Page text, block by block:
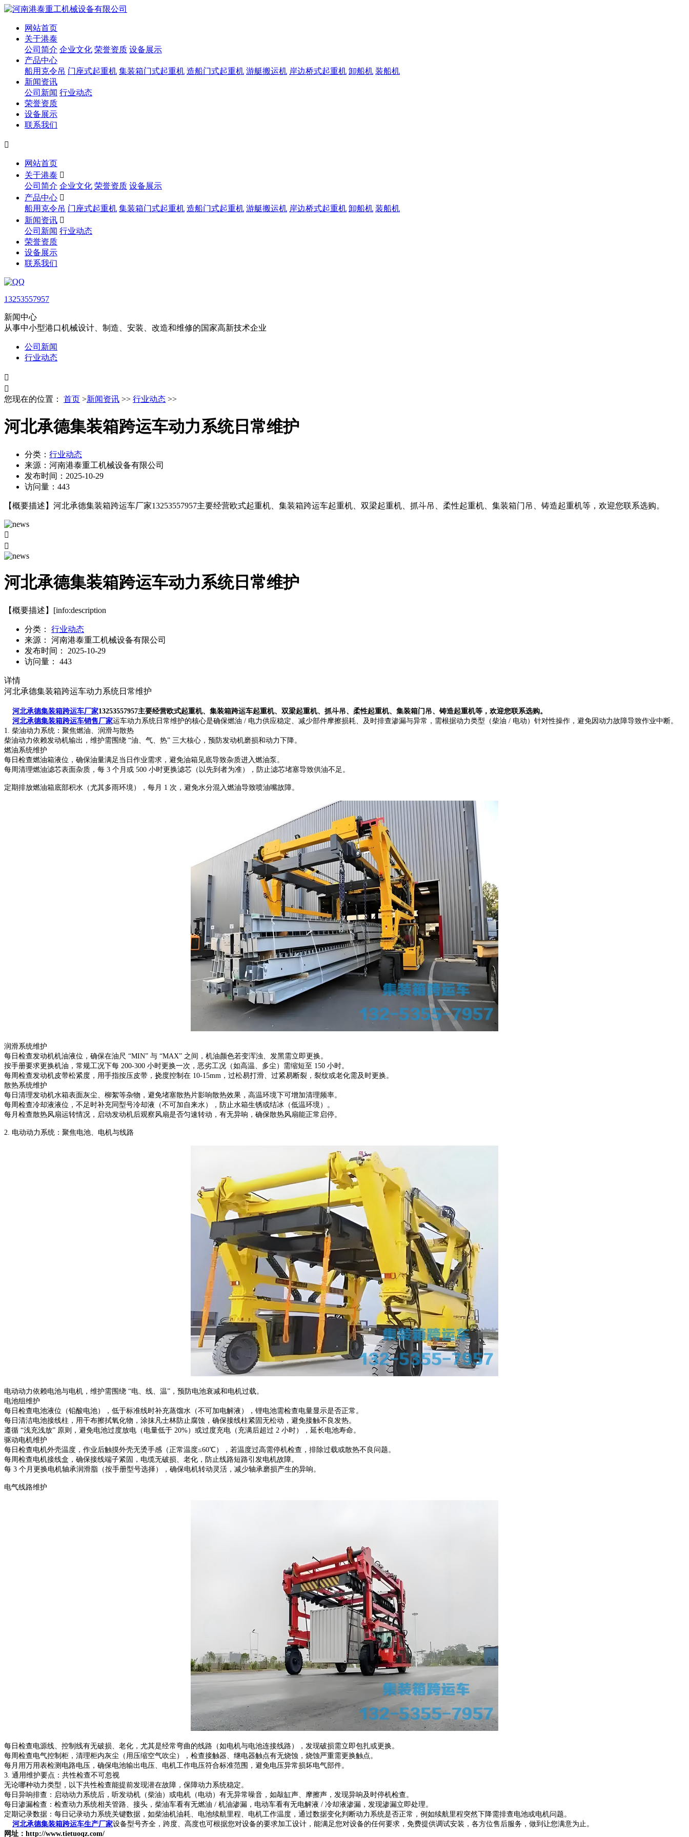
网站首页
关于港泰
公司简介 企业文化 荣誉资质 设备展示
产品中心
船用克令吊 门座式起重机 集装箱门式起重机 造船门式起重机 游艇搬运机 岸边桥式起重机 卸船机 装船机
新闻资讯
公司新闻 行业动态
荣誉资质
设备展示
联系我们

网站首页
关于港泰 
公司简介 企业文化 荣誉资质 设备展示
产品中心 
船用克令吊 门座式起重机 集装箱门式起重机 造船门式起重机 游艇搬运机 岸边桥式起重机 卸船机 装船机
新闻资讯 
公司新闻 行业动态
荣誉资质
设备展示
联系我们
13253557957
新闻中心
从事中小型港口机械设计、制造、安装、改造和维修的国家高新技术企业
公司新闻
行业动态


您现在的位置： 首页 >新闻资讯 >> 行业动态 >>
河北承德集装箱跨运车动力系统日常维护
分类： 行业动态
来源： 河南港泰重工机械设备有限公司
发布时间： 2025-10-29
访问量： 443
【概要描述】 河北承德集装箱跨运车厂家13253557957主要经营欧式起重机、集装箱跨运车起重机、双梁起重机、抓斗吊、柔性起重机、集装箱门吊、铸造起重机等，欢迎您联系选购。


河北承德集装箱跨运车动力系统日常维护
【概要描述】 [info:description
分类：
行业动态
来源：
河南港泰重工机械设备有限公司
发布时间：
2025-10-29
访问量：
443
详情
河北承德集装箱跨运车动力系统日常维护
河北承德集装箱跨运车厂家13253557957主要经营欧式起重机、集装箱跨运车起重机、双梁起重机、抓斗吊、柔性起重机、集装箱门吊、铸造起重机等，欢迎您联系选购。
河北承德集装箱跨运车销售厂家运车动力系统日常维护的核心是确保燃油 / 电力供应稳定、减少部件摩擦损耗、及时排查渗漏与异常，需根据动力类型（柴油 / 电动）针对性操作，避免因动力故障导致作业中断。
1. 柴油动力系统：聚焦燃油、润滑与散热
柴油动力依赖发动机输出，维护需围绕 “油、气、热” 三大核心，预防发动机磨损和动力下降。
燃油系统维护
每日检查燃油箱液位，确保油量满足当日作业需求，避免油箱见底导致杂质进入燃油泵。
每周清理燃油滤芯表面杂质，每 3 个月或 500 小时更换滤芯（以先到者为准），防止滤芯堵塞导致供油不足。
定期排放燃油箱底部积水（尤其多雨环境），每月 1 次，避免水分混入燃油导致喷油嘴故障。
润滑系统维护
每日检查发动机机油液位，确保在油尺 “MIN” 与 “MAX” 之间，机油颜色若变浑浊、发黑需立即更换。
按手册要求更换机油，常规工况下每 200-300 小时更换一次，恶劣工况（如高温、多尘）需缩短至 150 小时。
每周检查发动机皮带松紧度，用手指按压皮带，挠度控制在 10-15mm，过松易打滑、过紧易断裂，裂纹或老化需及时更换。
散热系统维护
每日清理发动机水箱表面灰尘、柳絮等杂物，避免堵塞散热片影响散热效果，高温环境下可增加清理频率。
每周检查冷却液液位，不足时补充同型号冷却液（不可加自来水），防止水箱生锈或结冰（低温环境）。
每月检查散热风扇运转情况，启动发动机后观察风扇是否匀速转动，有无异响，确保散热风扇能正常启停。
2. 电动动力系统：聚焦电池、电机与线路
电动动力依赖电池与电机，维护需围绕 “电、线、温”，预防电池衰减和电机过载。
电池组维护
每日检查电池液位（铅酸电池），低于标准线时补充蒸馏水（不可加电解液），锂电池需检查电量显示是否正常。
每日清洁电池接线柱，用干布擦拭氧化物，涂抹凡士林防止腐蚀，确保接线柱紧固无松动，避免接触不良发热。
遵循 “浅充浅放” 原则，避免电池过度放电（电量低于 20%）或过度充电（充满后超过 2 小时），延长电池寿命。
驱动电机维护
每日检查电机外壳温度，作业后触摸外壳无烫手感（正常温度≤60℃），若温度过高需停机检查，排除过载或散热不良问题。
每周检查电机接线盒，确保接线端子紧固，电缆无破损、老化，防止线路短路引发电机故障。
每 3 个月更换电机轴承润滑脂（按手册型号选择），确保电机转动灵活，减少轴承磨损产生的异响。
电气线路维护
每日检查电源线、控制线有无破损、老化，尤其是经常弯曲的线路（如电机与电池连接线路），发现破损需立即包扎或更换。
每周检查电气控制柜，清理柜内灰尘（用压缩空气吹尘），检查接触器、继电器触点有无烧蚀，烧蚀严重需更换触点。
每月用万用表检测电路电压，确保电池输出电压、电机工作电压符合标准范围，避免电压异常损坏电气部件。
3. 通用维护要点：共性检查不可忽视
无论哪种动力类型，以下共性检查能提前发现潜在故障，保障动力系统稳定。
每日异响排查：启动动力系统后，听发动机（柴油）或电机（电动）有无异常噪音，如敲缸声、摩擦声，发现异响及时停机检查。
每日渗漏检查：检查动力系统相关管路、接头，柴油车看有无燃油 / 机油渗漏，电动车看有无电解液 / 冷却液渗漏，发现渗漏立即处理。
定期记录数据：每日记录动力系统关键数据，如柴油机油耗、电池续航里程、电机工作温度，通过数据变化判断动力系统是否正常，例如续航里程突然下降需排查电池或电机问题。
河北承德集装箱跨运车生产厂家设备型号齐全，跨度、高度也可根据您对设备的要求加工设计，能满足您对设备的任何要求，免费提供调试安装，各方位售后服务，做到让您满意为止。
网址：http://www.tietuoqz.com/